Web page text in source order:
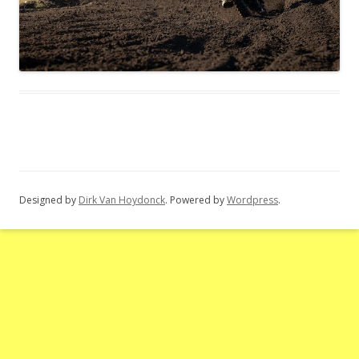
Designed by Dirk Van Hoydonck. Powered byWordpress.